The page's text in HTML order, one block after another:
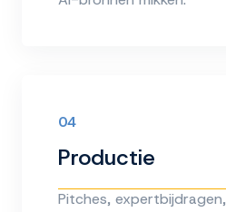
04
Productie
Pitches, expertbijdragen,